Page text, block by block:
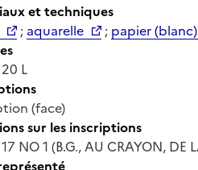
et techniques
; aquarelle ; papier (blanc)
L
(face)
sur les inscriptions
NO 1 (B.G., AU CRAYON, DE